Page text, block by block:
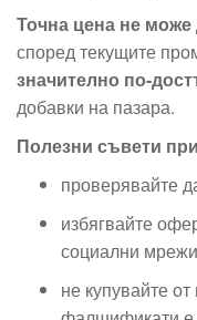
Точна цена не може
според текущите
значително по-
добавки на пазара.
Полезни съвети
проверявайте
избягвайте
социални мрежи
не купувайте